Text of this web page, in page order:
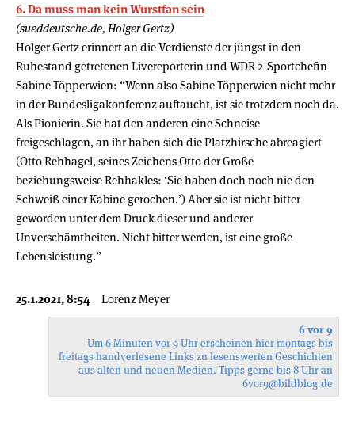
6. Da muss man kein Wurstfan sein
(sueddeutsche.de, Holger Gertz)
Holger Gertz erinnert an die Verdienste der jüngst in den
Ruhestand getretenen Livereporterin und WDR-2-Sportchefin
Sabine Töpperwien: “Wenn also Sabine Töpperwien nicht mehr
in der Bundesligakonferenz auftaucht, ist sie trotzdem noch da.
Als Pionierin. Sie hat den anderen eine Schneise
freigeschlagen, an ihr haben sich die Platzhirsche abreagiert
(Otto Rehhagel, seines Zeichens Otto der Große
beziehungsweise Rehhakles: ‘Sie haben doch noch nie den
Schweiß einer Kabine gerochen.’) Aber sie ist nicht bitter
geworden unter dem Druck dieser und anderer
Unverschämtheiten. Nicht bitter werden, ist eine große
Lebensleistung.”
25.1.2021, 8:54 Lorenz Meyer
6 vor 9
Um 6 Minuten vor 9 Uhr erscheinen hier montags bis
freitags handverlesene Links zu lesenswerten Geschichten
aus alten und neuen Medien. Tipps gerne bis 8 Uhr an
6vor9@bildblog.de